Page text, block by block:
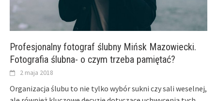
Profesjonalny fotograf ślubny Mińsk Mazowiecki.
Fotografia ślubna- o czym trzeba pamiętać?
2 maja 2018
Organizacja ślubu to nie tylko wybór sukni czy sali weselnej,